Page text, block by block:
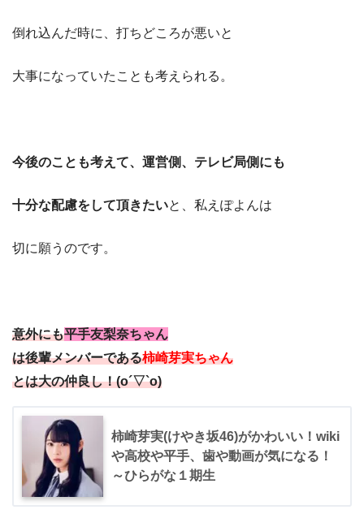
倒れ込んだ時に、打ちどころが悪いと
大事になっていたことも考えられる。
今後のことも考えて、運営側、テレビ局側にも
十分な配慮をして頂きたいと、私えぽよんは
切に願うのです。
意外にも平手友梨奈ちゃん
は後輩メンバーである柿崎芽実ちゃん
とは大の仲良し！(o´▽`o)
柿崎芽実(けやき坂46)がかわいい！wiki
や高校や平手、歯や動画が気になる！
～ひらがな１期生